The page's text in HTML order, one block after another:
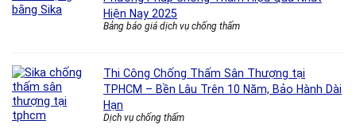
Hiện Nay 2025
Bảng báo giá dịch vụ chống thấm
Thi Công Chống Thấm Sân Thượng tại
TPHCM – Bền Lâu Trên 10 Năm, Bảo Hành Dài
Hạn
Dịch vụ chống thấm